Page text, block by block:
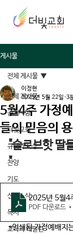
게시물
전체 게시물
공지사항
더빛교회
큐티와 묵상
찬양
기도
선교소식
독서
교육과 테필린
전체 게시물
5월4주 가정
들의 믿음의
이정현
2025년 5월 22일 3
"슬로브핫 딸
"
2025년 5월4
PDF 다운로드
*인쇄된 가정예배지